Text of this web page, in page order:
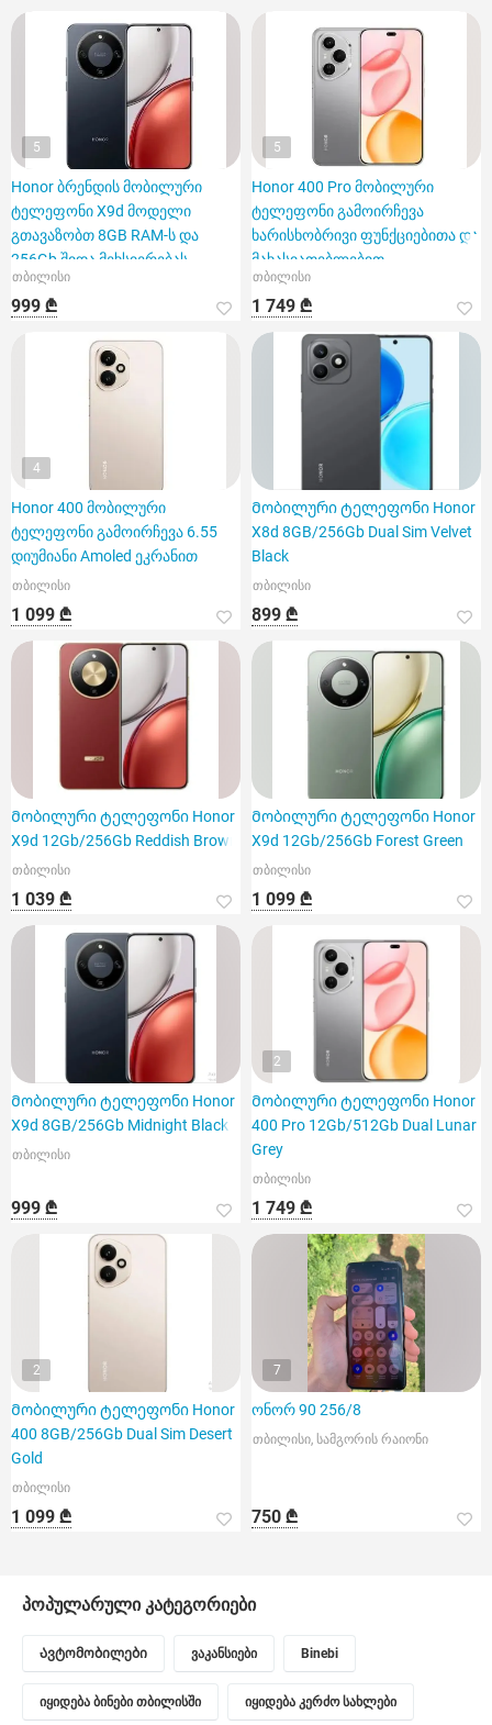
5
Honor ბრენდის მობილური
ტელეფონი X9d მოდელი
გთავაზობთ 8GB RAM-ს და
256Gb შიდა მეხსიერებას
თბილისი
999 ₾
5
Honor 400 Pro მობილური
ტელეფონი გამოირჩევა
ხარისხობრივი ფუნქციებითა და
მახასიათებლებით.
თბილისი
1 749 ₾
4
Honor 400 მობილური
ტელეფონი გამოირჩევა 6.55
დიუმიანი Amoled ეკრანით
თბილისი
1 099 ₾
Მობილური ტელეფონი Honor
X8d 8GB/256Gb Dual Sim Velvet
Black
თბილისი
899 ₾
Მობილური ტელეფონი Honor
X9d 12Gb/256Gb Reddish Brown
თბილისი
1 039 ₾
Მობილური ტელეფონი Honor
X9d 12Gb/256Gb Forest Green
თბილისი
1 099 ₾
Მობილური ტელეფონი Honor
X9d 8GB/256Gb Midnight Black
თბილისი
999 ₾
2
Მობილური ტელეფონი Honor
400 Pro 12Gb/512Gb Dual Lunar
Grey
თბილისი
1 749 ₾
2
Მობილური ტელეფონი Honor
400 8GB/256Gb Dual Sim Desert
Gold
თბილისი
1 099 ₾
7
ონორ 90 256/8
თბილისი, სამგორის რაიონი
750 ₾
პოპულარული კატეგორიები
Ავტომობილები ვაკანსიები Binebi
იყიდება ბინები თბილისში იყიდება კერძო სახლები